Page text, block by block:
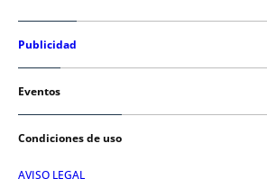
Publicidad
Eventos
Condiciones de uso
AVISO LEGAL